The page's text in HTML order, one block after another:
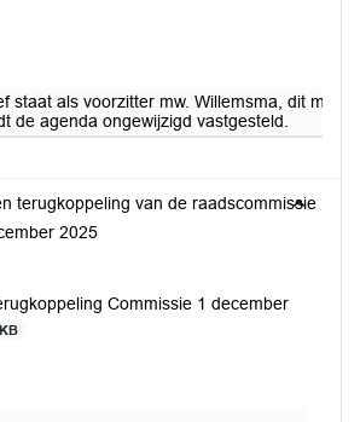
staat als voorzitter mw. Willemsma, dit moet
de agenda ongewijzigd vastgesteld.
terugkoppeling van de raadscommissie
2025
Commissie 1 december